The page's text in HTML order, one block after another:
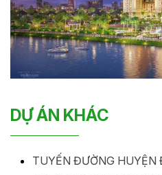
DỰ ÁN KHÁC
TUYẾN ĐƯỜNG